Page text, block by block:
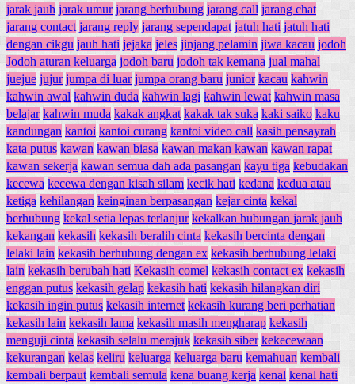
jarak jauh jarak umur jarang berhubung jarang call jarang chat
jarang contact jarang reply jarang sependapat jatuh hati jatuh hati
dengan cikgu jauh hati jejaka jeles jinjang pelamin jiwa kacau jodoh
Jodoh aturan keluarga jodoh baru jodoh tak kemana jual mahal
juejue jujur jumpa di luar jumpa orang baru junior kacau kahwin
kahwin awal kahwin duda kahwin lagi kahwin lewat kahwin masa
belajar kahwin muda kakak angkat kakak tak suka kaki saiko kaku
kandungan kantoi kantoi curang kantoi video call kasih pensayrah
kata putus kawan kawan biasa kawan makan kawan kawan rapat
kawan sekerja kawan semua dah ada pasangan kayu tiga kebudakan
kecewa kecewa dengan kisah silam kecik hati kedana kedua atau
ketiga kehilangan keinginan berpasangan kejar cinta kekal
berhubung kekal setia lepas terlanjur kekalkan hubungan jarak jauh
kekangan kekasih kekasih beralih cinta kekasih bercinta dengan
lelaki lain kekasih berhubung dengan ex kekasih berhubung lelaki
lain kekasih berubah hati Kekasih comel kekasih contact ex kekasih
enggan putus kekasih gelap kekasih hati kekasih hilangkan diri
kekasih ingin putus kekasih internet kekasih kurang beri perhatian
kekasih lain kekasih lama kekasih masih mengharap kekasih
menguji cinta kekasih selalu merajuk kekasih siber kekecewaan
kekurangan kelas keliru keluarga keluarga baru kemahuan kembali
kembali berpaut kembali semula kena buang kerja kenal kenal hati